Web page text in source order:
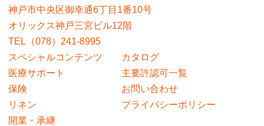
神戸市中央区御幸通6丁目1番10号
オリックス神戸三宮ビル12階
TEL（078）241-8995
スペシャルコンテンツ
医療サポート
保険
リネン
開業・承継
カタログ
主要許認可一覧
お問い合わせ
プライバシーポリシー